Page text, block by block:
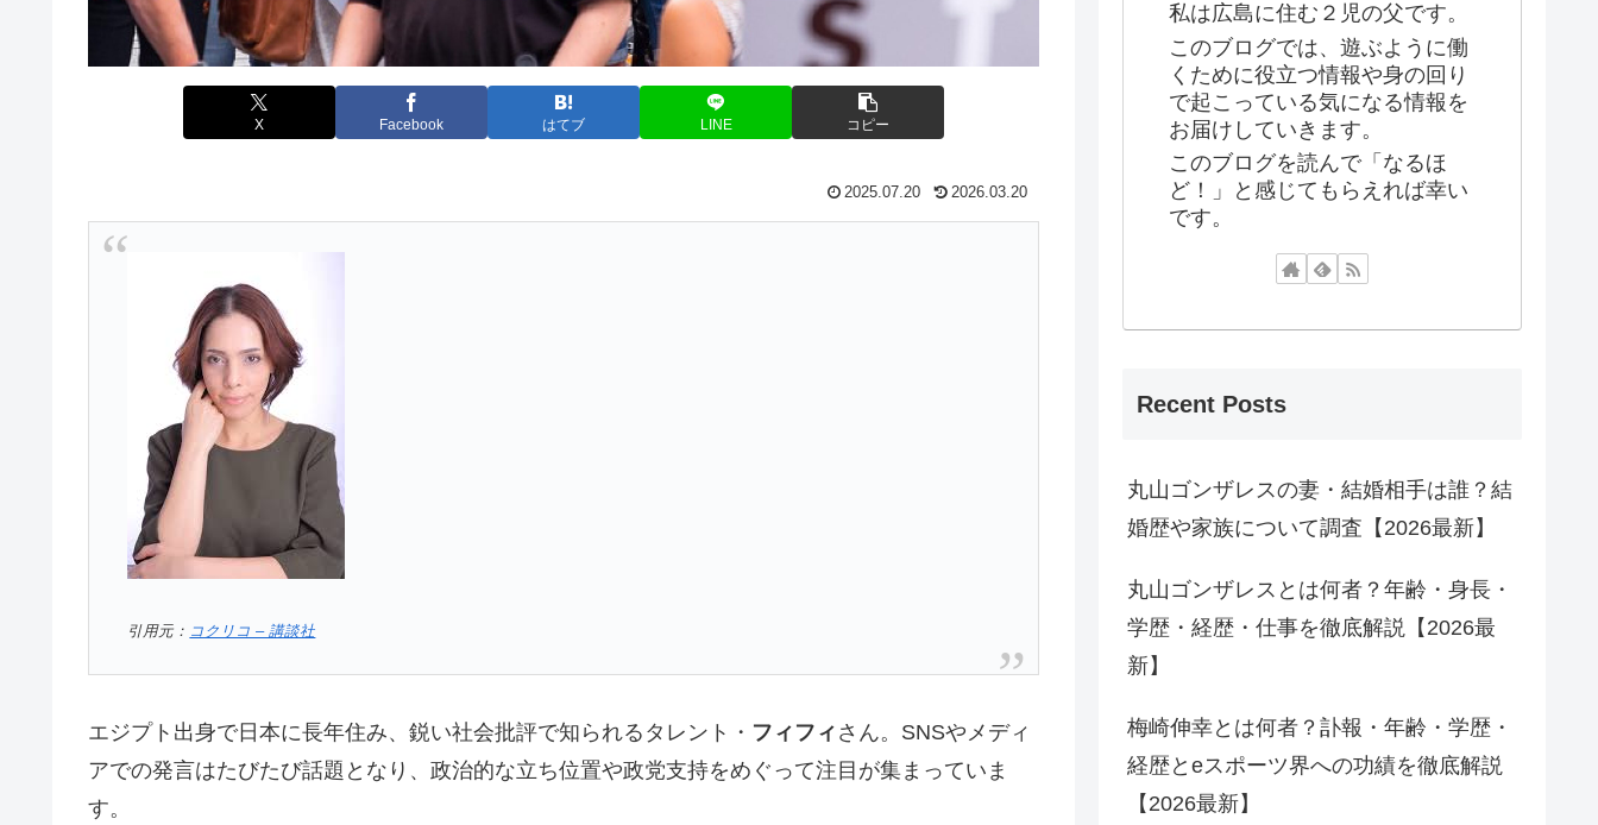
X Facebook はてブ LINE コピー
2025.07.20 2026.03.20
引用元： コクリコ – 講談社
エジプト出身で日本に長年住み、鋭い社会批評で知られるタレント・ フィフィ さん。SNSやメディ
アでの発言はたびたび話題となり、政治的な立ち位置や政党支持をめぐって注目が集まっていま
す。
私は広島に住む２児の父です。
このブログでは、遊ぶように働
くために役立つ情報や身の回り
で起こっている気になる情報を
お届けしていきます。
このブログを読んで「なるほ
ど！」と感じてもらえれば幸い
です。
Recent Posts
丸山ゴンザレスの妻・結婚相手は誰？結
婚歴や家族について調査【2026最新】
丸山ゴンザレスとは何者？年齢・身長・
学歴・経歴・仕事を徹底解説【2026最
新】
梅崎伸幸とは何者？訃報・年齢・学歴・
経歴とeスポーツ界への功績を徹底解説
【2026最新】